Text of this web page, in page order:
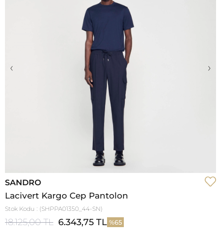
‹ ›
SANDRO
Lacivert Kargo Cep Pantolon
Stok Kodu (SHPPA01350_44-SN)
18.125,00 TL 6.343,75 TL 65